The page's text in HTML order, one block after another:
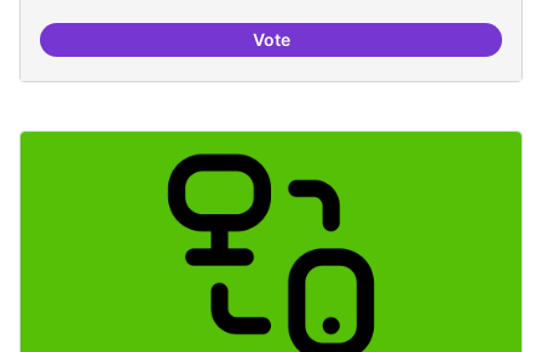
VoteBBDD treballada i sòlida